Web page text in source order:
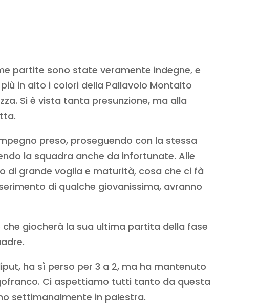
partite sono state veramente indegne, e
in alto i colori della Pallavolo Montalto
Si è vista tanta presunzione, ma alla
preso, proseguendo con la stessa
la squadra anche da infortunate. Alle
di grande voglia e maturità, cosa che ci fà
di qualche giovanissima, avranno
giocherà la sua ultima partita della fase
ha sì perso per 3 a 2, ma ha mantenuto
Ci aspettiamo tutti tanto da questa
settimanalmente in palestra.